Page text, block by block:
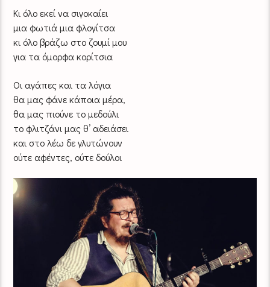
Κι όλο εκεί να σιγοκαίει
μια φωτιά μια φλογίτσα
κι όλο βράζω στο ζουμί μου
για τα όμορφα κορίτσια
Οι αγάπες και τα λόγια
θα μας φάνε κάποια μέρα,
θα μας πιούνε το μεδούλι
το φλιτζάνι μας θ’ αδειάσει
και στο λέω δε γλυτώνουν
ούτε αφέντες, ούτε δούλοι